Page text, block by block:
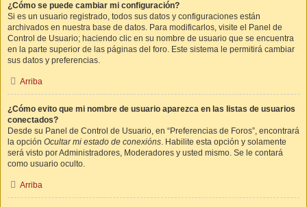
¿Cómo se puede cambiar mi configuración?
Si es un usuario registrado, todos sus datos y configuraciones están
archivados en nuestra base de datos. Para modificarlos, visite el Panel de
Control de Usuario; haciendo clic en su nombre de usuario que se encuentra
en la parte superior de las páginas del foro. Este sistema le permitirá cambiar
sus datos y preferencias.
Arriba
¿Cómo evito que mi nombre de usuario aparezca en las listas de usuarios
conectados?
Desde su Panel de Control de Usuario, en “Preferencias de Foros”, encontrará
la opción Ocultar mi estado de conexións. Habilite esta opción y solamente
será visto por Administradores, Moderadores y usted mismo. Se le contará
como usuario oculto.
Arriba